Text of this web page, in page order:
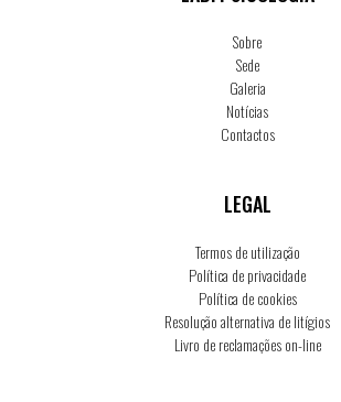
Sobre
Sede
Galeria
Notícias
Contactos
LEGAL
Termos de utilização
Política de privacidade
Política de cookies
Resolução alternativa de litígios
Livro de reclamações on-line